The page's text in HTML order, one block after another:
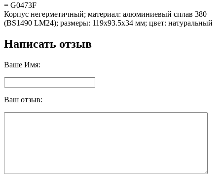
= G0473F
Корпус негерметичный; материал: алюминиевый сплав 380
(BS1490 LM24); размеры: 119x93.5x34 мм; цвет: натуральный
Написать отзыв
Ваше Имя:
Ваш отзыв: